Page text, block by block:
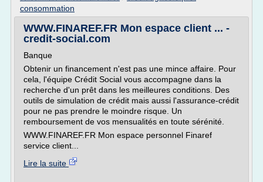
consommation
WWW.FINAREF.FR Mon espace client ... -
credit-social.com
Banque
Obtenir un financement n'est pas une mince affaire. Pour
cela, l'équipe Crédit Social vous accompagne dans la
recherche d'un prêt dans les meilleures conditions. Des
outils de simulation de crédit mais aussi l'assurance-crédit
pour ne pas prendre le moindre risque. Un
remboursement de vos mensualités en toute sérénité.
WWW.FINAREF.FR Mon espace personnel Finaref
service client...
Lire la suite